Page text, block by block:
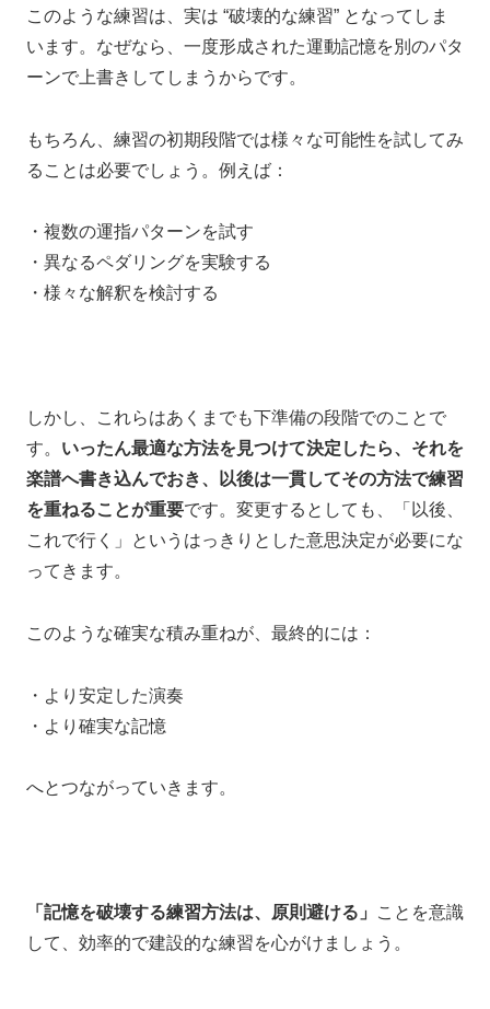
このような練習は、 実は “破壊的な練習” となってしま
います。 なぜなら、一度形成された運動記憶を別のパタ
ーンで上書きしてしまうからです。
もちろん、練習の初期段階では様々 な可能性を試してみ
ることは必要でしょう。例えば：
・複数の運指パターンを試す
・異なるペダリングを実験する
・様々な解釈を検討する
しかし、これらはあくまでも下準備の段階でのことで
す。 いったん最適な方法を見つけて決定したら、 それを
楽譜へ書き込んでおき、
以後は一貫してその方法で練習
を重ねることが重要です。変更するとしても、「以後、
これで行く」というはっきりとした意思決定が必要にな
ってきます。
このような確実な積み重ねが、最終的には：
・より安定した演奏
・より確実な記憶
へとつながっていきます。
「記憶を破壊する練習方法は、原則避ける」
ことを意識
して、効率的で建設的な練習を心がけましょう。